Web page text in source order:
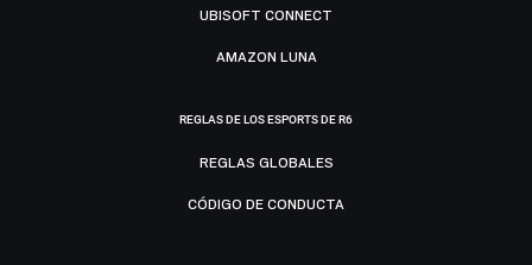
UBISOFT CONNECT
AMAZON LUNA
REGLAS DE LOS ESPORTS DE R6
REGLAS GLOBALES
CÓDIGO DE CONDUCTA